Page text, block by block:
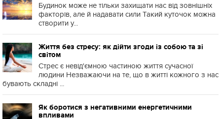
Будинок може не тільки захищати нас від зовнішніх
факторів, але й надавати сили Такий куточок можна
створити у...
Життя без стресу: як дійти згоди із собою та зі
світом
Стрес є невід'ємною частиною життя сучасної
людини Незважаючи на те, що в житті кожного з нас
бувають складні ...
Як боротися з негативними енергетичними
впливами